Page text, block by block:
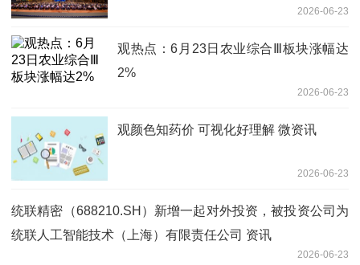
2026-06-23
观热点：6月23日农业综合Ⅲ板块涨幅达
2%
2026-06-23
观颜色知药价 可视化好理解 微资讯
2026-06-23
统联精密（688210.SH）新增一起对外投资，被投资公司为
统联人工智能技术（上海）有限责任公司 资讯
2026-06-23